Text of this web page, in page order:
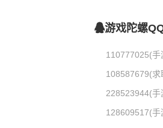
游戏陀螺
110777025(手
108587679(求
228523944(手
128609517(手